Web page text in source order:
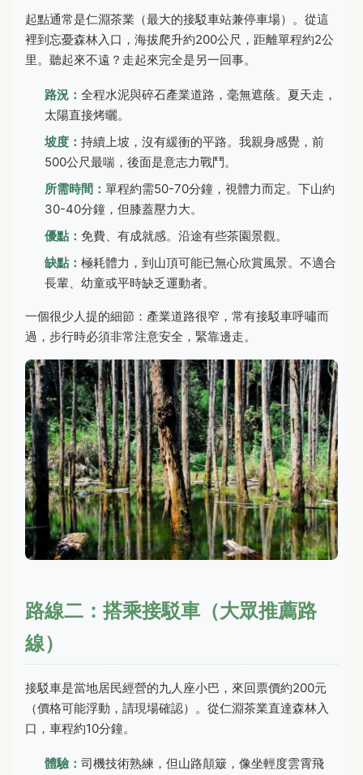
起點通常是仁淵茶業（最大的接駁車站兼停車場）。從這
裡到忘憂森林入口，海拔爬升約200公尺，距離單程約2公
里。聽起來不遠？走起來完全是另一回事。
路況： 全程水泥與碎石產業道路，毫無遮蔭。夏天走，
太陽直接烤曬。
坡度： 持續上坡，沒有緩衝的平路。我親身感覺，前
500公尺最喘，後面是意志力戰鬥。
所需時間： 單程約需50-70分鐘，視體力而定。下山約
30-40分鐘，但膝蓋壓力大。
優點： 免費、有成就感。沿途有些茶園景觀。
缺點： 極耗體力，到山頂可能已無心欣賞風景。不適合
長輩、幼童或平時缺乏運動者。
一個很少人提的細節：產業道路很窄，常有接駁車呼嘯而
過，步行時必須非常注意安全，緊靠邊走。
路線二：搭乘接駁車（大眾推薦路
線）
接駁車是當地居民經營的九人座小巴，來回票價約200元
（價格可能浮動，請現場確認）。從仁淵茶業直達森林入
口，車程約10分鐘。
體驗： 司機技術熟練，但山路顛簸，像坐輕度雲霄飛